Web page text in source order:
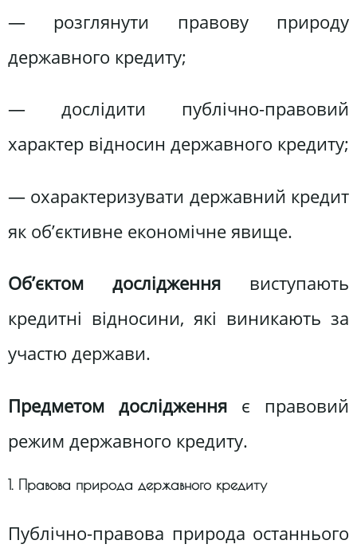
— розглянути правову природу
державного кредиту;
— дослідити публічно-правовий
характер відносин державного кредиту;
— охарактеризувати державний кредит
як об’єктивне економічне явище.
Об’єктом дослідження виступають
кредитні відносини, які виникають за
участю держави.
Предметом дослідження є правовий
режим державного кредиту.
1. Правова природа державного кредиту
Публічно-правова природа останнього